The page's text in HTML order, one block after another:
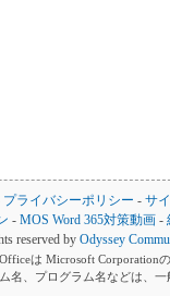
プライバシーポリシー - サ
-MOS Word 365対策動画 -
reserved by Odyssey
は Microsoft Corporation
名、プログラム名などは、